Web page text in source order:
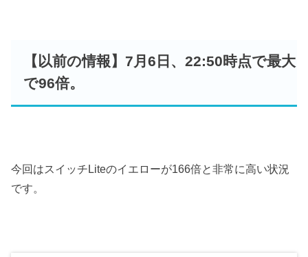
【以前の情報】7月6日、22:50時点で最大
で96倍。
今回はスイッチLiteのイエローが166倍と非常に高い状況
です。